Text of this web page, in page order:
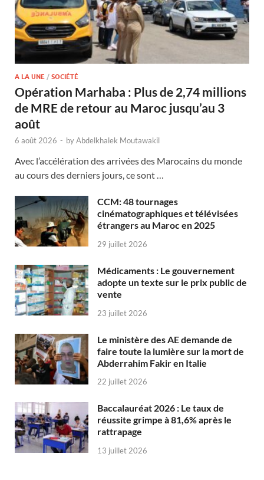
A LA UNE / SOCIÉTÉ
Opération Marhaba : Plus de 2,74 millions
de MRE de retour au Maroc jusqu’au 3
août
6 août 2026 - byAbdelkhalek Moutawakil
Avec l’accélération des arrivées des Marocains du monde
au cours des derniers jours, ce sont …
CCM: 48 tournages
cinématographiques et télévisées
étrangers au Maroc en 2025
29 juillet 2026
Médicaments : Le gouvernement
adopte un texte sur le prix public de
vente
23 juillet 2026
Le ministère des AE demande de
faire toute la lumière sur la mort de
Abderrahim Fakir en Italie
22 juillet 2026
Baccalauréat 2026 : Le taux de
réussite grimpe à 81,6% après le
rattrapage
13 juillet 2026